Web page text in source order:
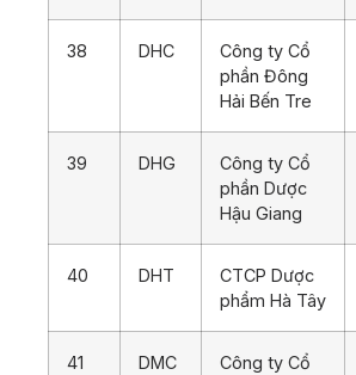
38 DHC
Công ty Cổ
phần Đông
Hải Bến Tre
39 DHG
Công ty Cổ
phần Dược
Hậu Giang
40 DHT
CTCP Dược
phẩm Hà Tây
41 DMC
Công ty Cổ